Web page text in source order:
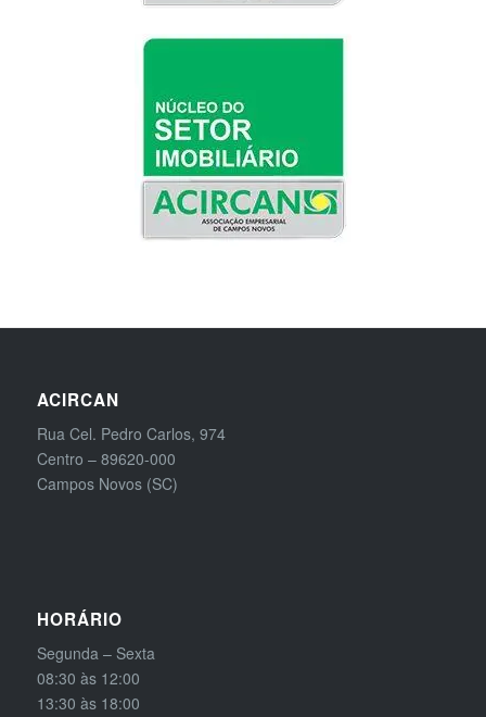
ACIRCAN
Rua Cel. Pedro Carlos, 974
Centro – 89620-000
Campos Novos (SC)
HORÁRIO
Segunda – Sexta
08:30 às 12:00
13:30 às 18:00